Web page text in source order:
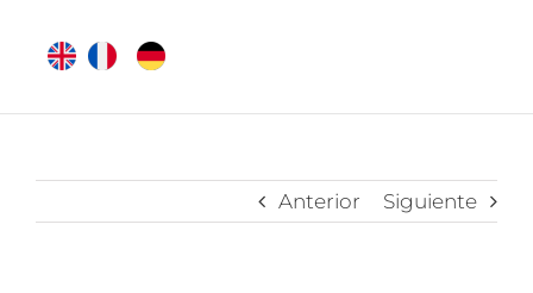
Anterior Siguiente